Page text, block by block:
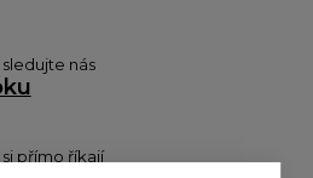
nás
přímo říkají